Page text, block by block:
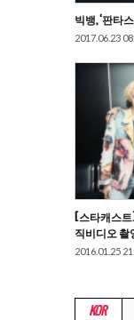
빅뱅, ‘판타
2017.06.23
[스타캐스트]
직비디오 촬
2016.01.25
KOR